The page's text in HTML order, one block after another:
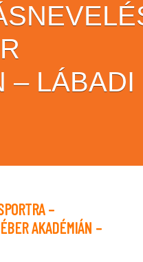
– LÁBADI
–
AKADÉMIÁN –